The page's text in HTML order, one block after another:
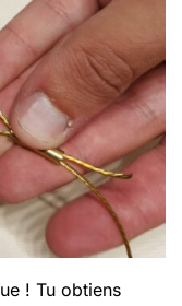
! Tu obtiens